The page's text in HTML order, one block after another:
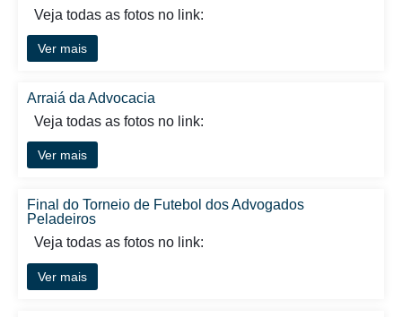
Veja todas as fotos no link:
Ver mais
Arraiá da Advocacia
Veja todas as fotos no link:
Ver mais
Final do Torneio de Futebol dos Advogados
Peladeiros
Veja todas as fotos no link:
Ver mais